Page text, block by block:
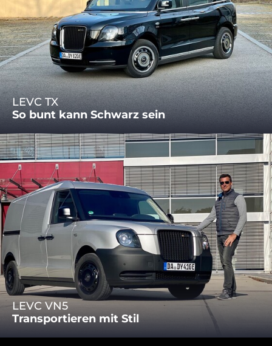
LEVC TX
So bunt kann Schwarz sein
LEVC VN5
Transportieren mit Stil